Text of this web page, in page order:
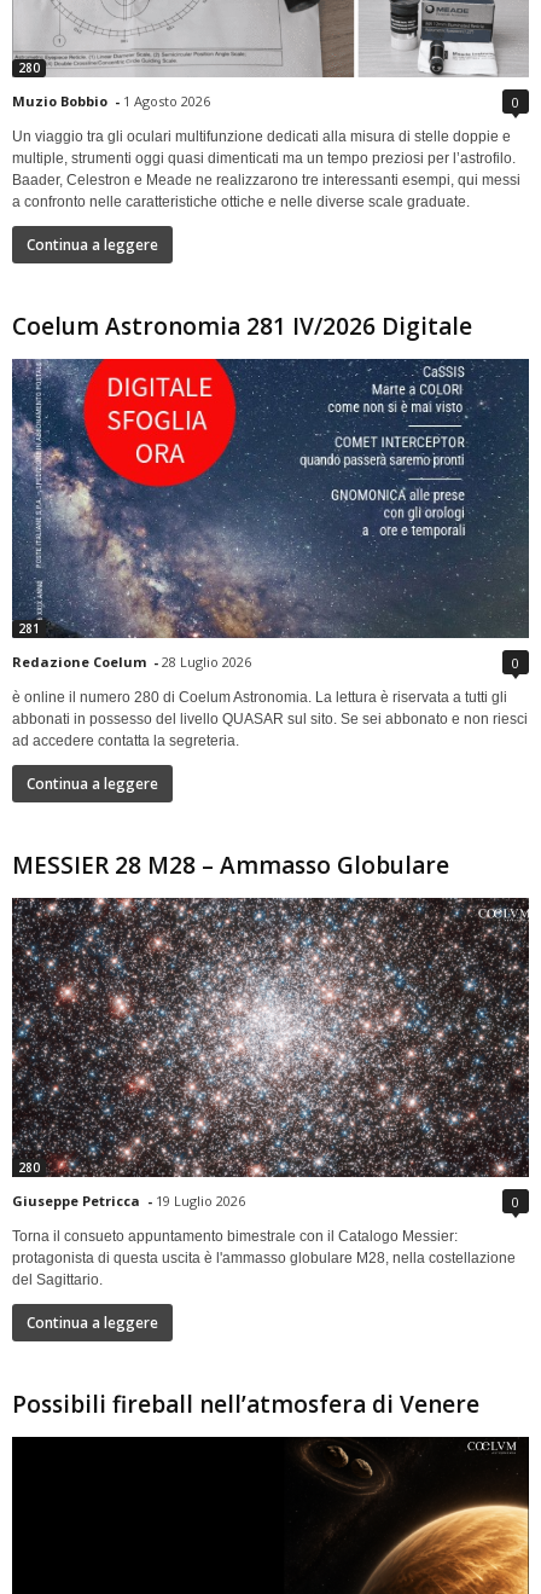
280
Muzio Bobbio - 1 Agosto 2026 0
Un viaggio tra gli oculari multifunzione dedicati alla misura di stelle doppie e
multiple, strumenti oggi quasi dimenticati ma un tempo preziosi per l’astrofilo.
Baader, Celestron e Meade ne realizzarono tre interessanti esempi, qui messi
a confronto nelle caratteristiche ottiche e nelle diverse scale graduate.
Continua a leggere
Coelum Astronomia 281 IV/2026 Digitale
281
Redazione Coelum - 28 Luglio 2026 0
è online il numero 280 di Coelum Astronomia. La lettura è riservata a tutti gli
abbonati in possesso del livello QUASAR sul sito. Se sei abbonato e non riesci
ad accedere contatta la segreteria.
Continua a leggere
MESSIER 28 M28 – Ammasso Globulare
280
Giuseppe Petricca - 19 Luglio 2026 0
Torna il consueto appuntamento bimestrale con il Catalogo Messier:
protagonista di questa uscita è l'ammasso globulare M28, nella costellazione
del Sagittario.
Continua a leggere
Possibili fireball nell’atmosfera di Venere